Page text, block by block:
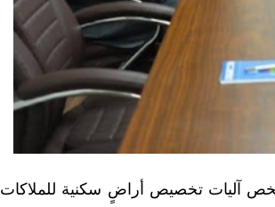
أيار 2025)، تشكيل لجان فرعية تخص آليات تخصيص أراضٍ سكنية للملاكات